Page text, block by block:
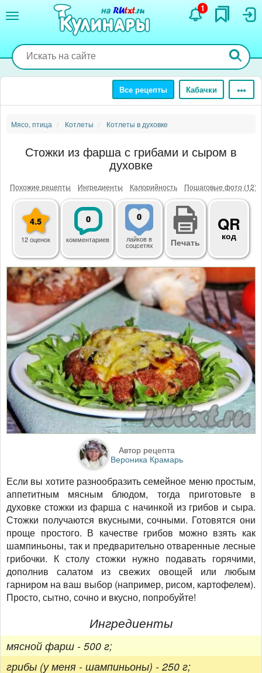
содержанию
1
Все рецепты Кабачки
Мясо, птица Котлеты Котлеты в духовке
Стожки из фарша с грибами и сыром в
духовке
Похожие рецепты Ингредиенты Калорийность Пошаговые фото (12)
4.5
12 оценок
0
комментариев
0
лайковв
соцсетях Печать
QR
код
Автор рецепта
Вероника Крамарь
Если вы хотите разнообразить семейное меню простым,
аппетитным мясным блюдом, тогда приготовьте в
духовке стожки из фарша с начинкой из грибов и сыра.
Стожки получаются вкусными, сочными. Готовятся они
проще простого. В качестве грибов можно взять как
шампиньоны, так и предварительно отваренные лесные
грибочки. К столу стожки нужно подавать горячими,
дополнив салатом из свежих овощей или любым
гарниром на ваш выбор (например, рисом, картофелем).
Просто, сытно, сочно и вкусно, попробуйте!
Ингредиенты
мясной фарш - 500 г;
грибы (у меня - шампиньоны) - 250 г;